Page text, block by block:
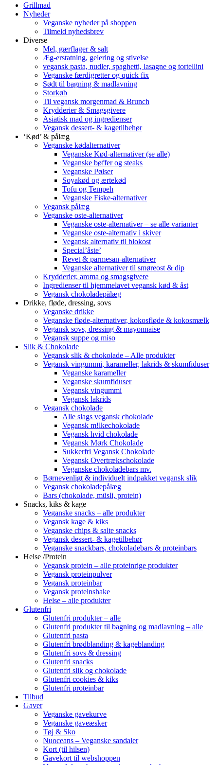
Grillmad
Nyheder
Veganske nyheder på shoppen
Tilmeld nyhedsbrev
Diverse
Mel, gærflager & salt
Æg-erstatning, gelering og stivelse
vegansk pasta, nudler, spaghetti, lasagne og tortellini
Veganske færdigretter og quick fix
Sødt til bagning & madlavning
Storkøb
Til vegansk morgenmad & Brunch
Krydderier & Smagsgivere
Asiatisk mad og ingredienser
Vegansk dessert- & kagetilbehør
‘Kød’ & pålæg
Veganske kødalternativer
Veganske Kød-alternativer (se alle)
Veganske bøffer og steaks
Veganske Pølser
Soyakød og ærtekød
Tofu og Tempeh
Veganske Fiske-alternativer
Vegansk pålæg
Veganske oste-alternativer
Veganske oste-alternativer – se alle varianter
Veganske oste-alternativ i skiver
Vegansk alternativ til blokost
Special’åste’
Revet & parmesan-alternativer
Veganske alternativer til smøreost & dip
Krydderier, aroma og smagsgivere
Ingredienser til hjemmelavet vegansk kød & åst
Vegansk chokoladepålæg
Drikke, fløde, dressing, sovs
Veganske drikke
Veganske fløde-alternativer, kokosfløde & kokosmælk
Vegansk sovs, dressing & mayonnaise
Vegansk suppe og miso
Slik & Chokolade
Vegansk slik & chokolade – Alle produkter
Vegansk vingummi, karameller, lakrids & skumfiduser
Veganske karameller
Veganske skumfiduser
Vegansk vingummi
Vegansk lakrids
Vegansk chokolade
Alle slags vegansk chokolade
Vegansk m!lkechokolade
Vegansk hvid chokolade
Vegansk Mørk Chokolade
Sukkerfri Vegansk Chokolade
Vegansk Overtrækschokolade
Veganske chokoladebars mv.
Børnevenligt & individuelt indpakket vegansk slik
Vegansk chokoladepålæg
Bars (chokolade, müsli, protein)
Snacks, kiks & kage
Veganske snacks – alle produkter
Vegansk kage & kiks
Veganske chips & salte snacks
Vegansk dessert- & kagetilbehør
Veganske snackbars, chokoladebars & proteinbars
Helse /Protein
Vegansk protein – alle proteinrige produkter
Vegansk proteinpulver
Vegansk proteinbar
Vegansk proteinshake
Helse – alle produkter
Glutenfri
Glutenfri produkter – alle
Glutenfri produkter til bagning og madlavning – alle
Glutenfri pasta
Glutenfri brødblanding & kageblanding
Glutenfri sovs & dressing
Glutenfri snacks
Glutenfri slik og chokolade
Glutenfri cookies & kiks
Glutenfri proteinbar
Tilbud
Gaver
Veganske gavekurve
Veganske gaveæsker
Tøj & Sko
Nuoceans – Veganske sandaler
Kort (til hilsen)
Gavekort til webshoppen